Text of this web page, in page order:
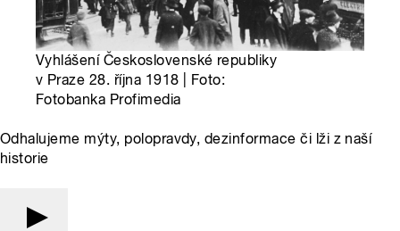
Vyhlášení Československé republiky
v Praze 28. října 1918 | Foto:
Fotobanka Profimedia
Odhalujeme mýty, polopravdy, dezinformace či lži z naší
historie